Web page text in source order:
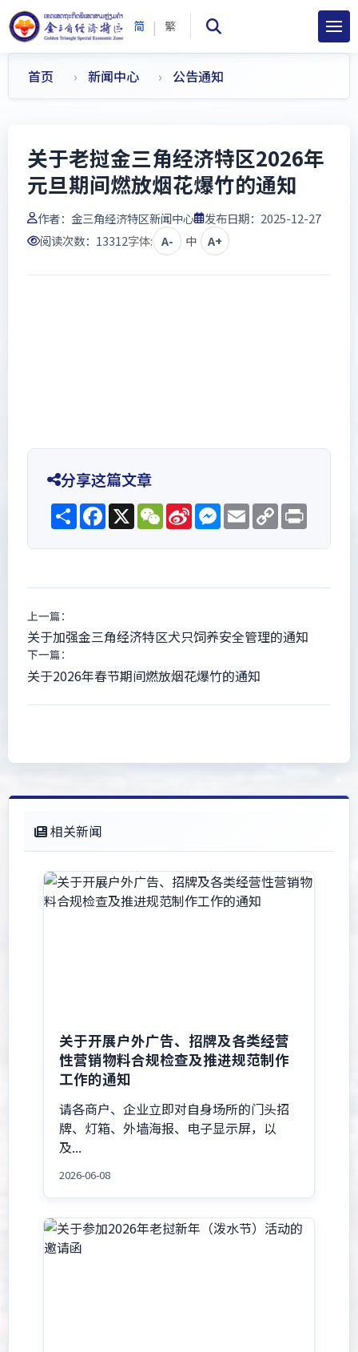
简 | 繁
首页 新闻中心 公告通知
关于老挝金三角经济特区2026年
元旦期间燃放烟花爆竹的通知
作者： 金三角经济特区新闻中心
发布日期：2025-12-27
阅读次数： 13312字体: A- 中 A+
分享这篇文章
ShareFacebook
X WeChat
Sina
Weibo
Messenger
EmailCopy
Link
上一篇：
关于加强金三角经济特区犬只饲养安全管理的通知
下一篇：
关于2026年春节期间燃放烟花爆竹的通知
相关新闻
关于开展户外广告、招牌及各类经营
性营销物料合规检查及推进规范制作
工作的通知
请各商户、企业立即对自身场所的门头招
牌、灯箱、外墙海报、电子显示屏，以
及...
2026-06-08